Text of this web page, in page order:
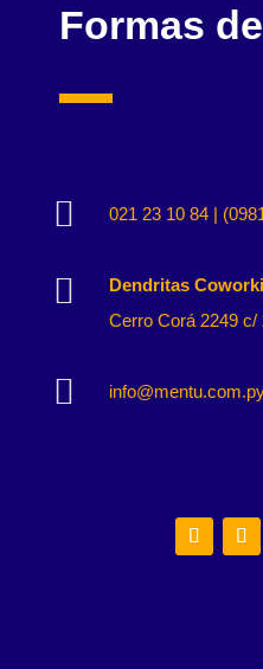
Formas de
 021 23 10 84 |

Dendritas
Cerro Corá 2249 c/
